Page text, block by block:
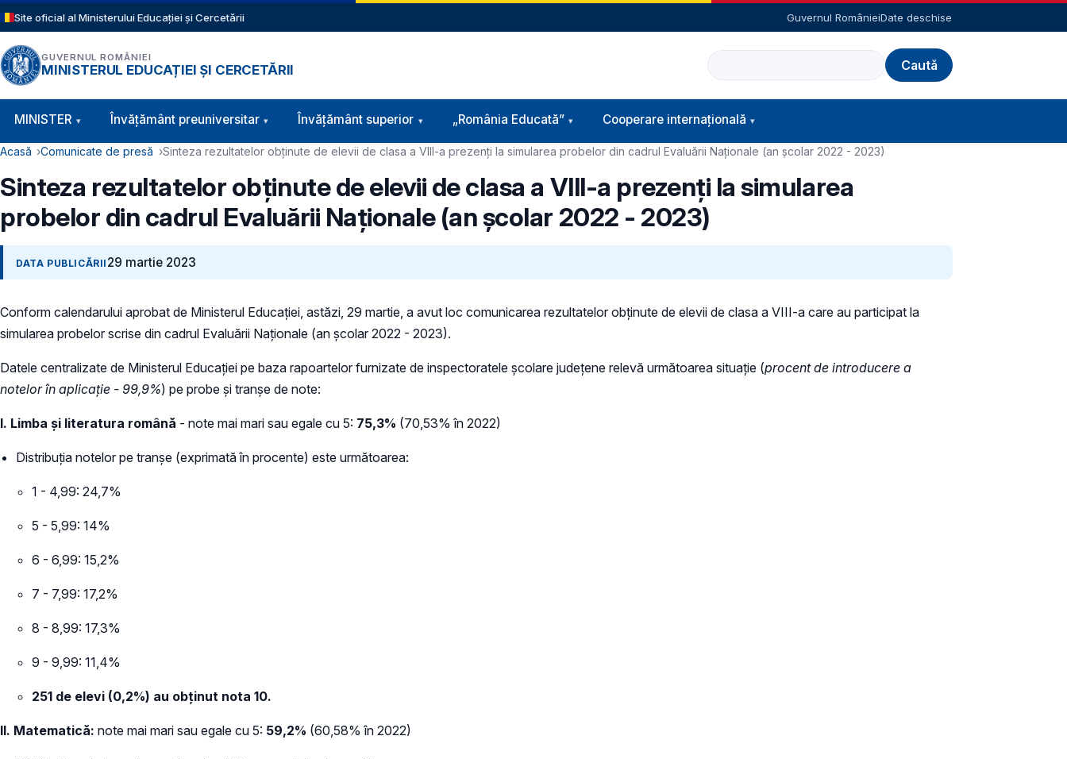
Sari la conținutul principal
Site oficial al Ministerului Educației și Cercetării Guvernul RomânieiDate deschise
GUVERNUL ROMÂNIEI
MINISTERUL EDUCAȚIEI ȘI CERCETĂRII
Caută
Navigație principală
MINISTER Învăţământ preuniversitar Învățământ superior „România Educată” Cooperare internațională
Cale de navigare
Acasă Comunicate de presă Sinteza rezultatelor obținute de elevii de clasa a VIII-a prezenți la simularea probelor din cadrul Evaluării Naționale (an școlar 2022 - 2023)
Sinteza rezultatelor obținute de elevii de clasa a VIII-a prezenți la simularea
probelor din cadrul Evaluării Naționale (an școlar 2022 - 2023)
DATA PUBLICĂRII 29 martie 2023
Conform calendarului aprobat de Ministerul Educației, astăzi, 29 martie, a avut loc comunicarea rezultatelor obținute de elevii de clasa a VIII-a care au participat la
simularea probelor scrise din cadrul Evaluării Naționale (an școlar 2022 - 2023).
Datele centralizate de Ministerul Educației pe baza rapoartelor furnizate de inspectoratele școlare județene relevă următoarea situație (procent de introducere a
notelor în aplicație - 99,9%) pe probe și tranșe de note:
I. Limba și literatura română - note mai mari sau egale cu 5: 75,3% (70,53% în 2022)
Distribuția notelor pe tranșe (exprimată în procente) este următoarea:
1 - 4,99: 24,7%
5 - 5,99: 14%
6 - 6,99: 15,2%
7 - 7,99: 17,2%
8 - 8,99: 17,3%
9 - 9,99: 11,4%
251 de elevi (0,2%) au obținut nota 10.
II. Matematică: note mai mari sau egale cu 5: 59,2% (60,58% în 2022)